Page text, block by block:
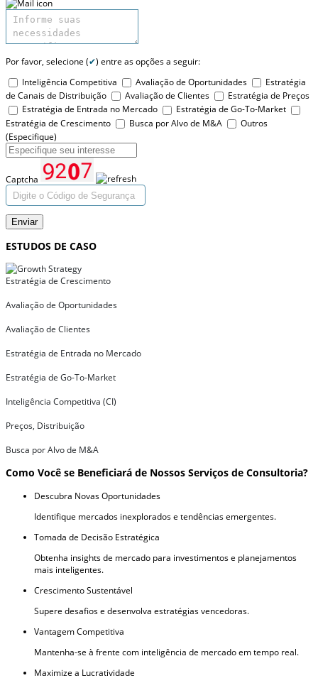
Por favor, selecione (✔) entre as opções a seguir:
Inteligência Competitiva
Avaliação de Oportunidades
Estratégia
de Canais de Distribuição
Avaliação de Clientes
Estratégia de Preços
Estratégia de Entrada no Mercado
Estratégia de Go-To-Market
Estratégia de Crescimento
Busca por Alvo de M&A
Outros
(Especifique)
Captcha
Enviar
ESTUDOS DE CASO
Estratégia de Crescimento
Avaliação de Oportunidades
Avaliação de Clientes
Estratégia de Entrada no Mercado
Estratégia de Go-To-Market
Inteligência Competitiva (CI)
Preços, Distribuição
Busca por Alvo de M&A
Como Você se Beneficiará de Nossos Serviços de Consultoria?
Descubra Novas Oportunidades
Identifique mercados inexplorados e tendências emergentes.
Tomada de Decisão Estratégica
Obtenha insights de mercado para investimentos e planejamentos
mais inteligentes.
Crescimento Sustentável
Supere desafios e desenvolva estratégias vencedoras.
Vantagem Competitiva
Mantenha-se à frente com inteligência de mercado em tempo real.
Maximize a Lucratividade